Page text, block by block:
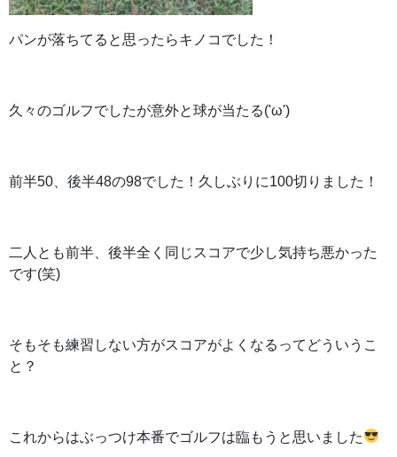
パンが落ちてると思ったらキノコでした！
久々のゴルフでしたが意外と球が当たる('ω')
前半50、後半48の98でした！久しぶりに100切りました！
二人とも前半、後半全く同じスコアで少し気持ち悪かった
です(笑)
そもそも練習しない方がスコアがよくなるってどういうこ
と？
これからはぶっつけ本番でゴルフは臨もうと思いました